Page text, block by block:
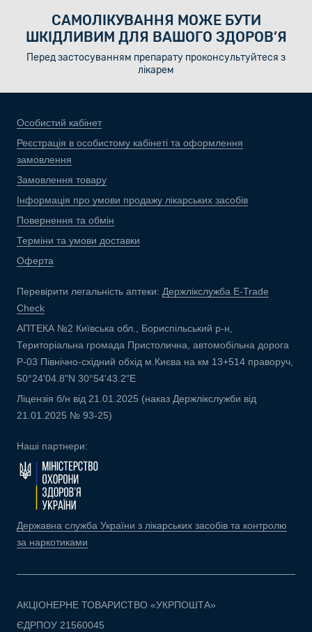
САМОЛІКУВАННЯ МОЖЕ БУТИ
ШКІДЛИВИМ ДЛЯ ВАШОГО ЗДОРОВ’Я
Перед застосуванням препарату проконсультуйтеся з
лікарем
Особистий кабінет
Реєстрація в особистому кабінеті та оформлення
замовлення
Замовлення товару
Інформація про умови продажу лікарських засобів
Повернення та обмін
Терміни та умови доставки
Оферта
Перевірити легальність аптеки: Держлікслужба E-Trade
Check
АПТЕКА №2 Київська обл., Бориспільський р-н,
Територіальна громада Пристолична, автомобільна дорога
Р-03 Північно-східний обхід м.Києва на км 13+514 праворуч,
50°24'04.8"N 30°54'43.2"E
Ліцензія б/н від 21.01.2025 (наказ Держлікслужби від
21.01.2025 № 93-25)
Наші партнери:
Державна служба України з лікарських засобів та контролю
за наркотиками
АКЦІОНЕРНЕ ТОВАРИСТВО «УКРПОШТА»
ЄДРПОУ 21560045